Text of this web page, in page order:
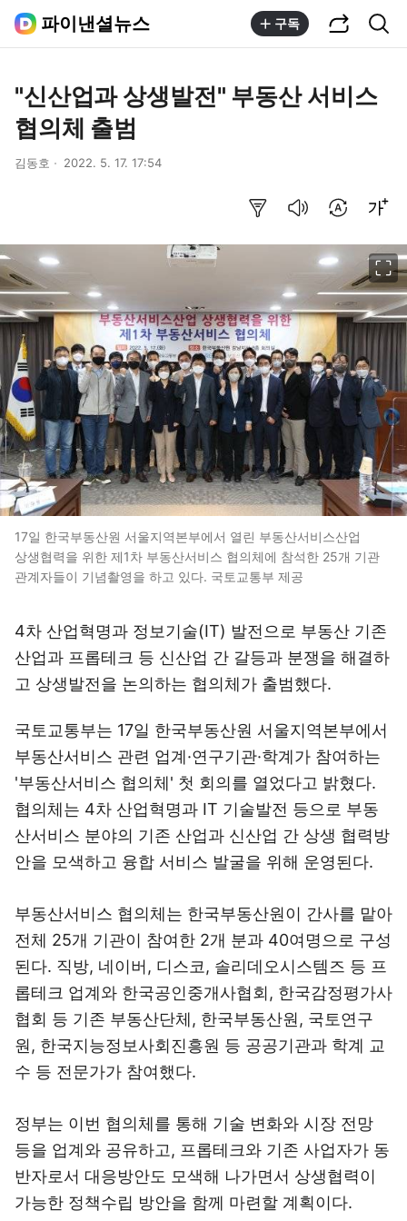
파이낸셜뉴스 구독
"신산업과 상생발전" 부동산 서비스
협의체 출범
김동호 2022. 5. 17. 17:54
17일 한국부동산원 서울지역본부에서 열린 부동산서비스산업
상생협력을 위한 제1차 부동산서비스 협의체에 참석한 25개 기관
관계자들이 기념촬영을 하고 있다. 국토교통부 제공
4차 산업혁명과 정보기술(IT) 발전으로 부동산 기존
산업과 프롭테크 등 신산업 간 갈등과 분쟁을 해결하
고 상생발전을 논의하는 협의체가 출범했다.
국토교통부는 17일 한국부동산원 서울지역본부에서
부동산서비스 관련 업계·연구기관·학계가 참여하는
'부동산서비스 협의체' 첫 회의를 열었다고 밝혔다.
협의체는 4차 산업혁명과 IT 기술발전 등으로 부동
산서비스 분야의 기존 산업과 신산업 간 상생 협력방
안을 모색하고 융합 서비스 발굴을 위해 운영된다.
부동산서비스 협의체는 한국부동산원이 간사를 맡아
전체 25개 기관이 참여한 2개 분과 40여명으로 구성
된다. 직방, 네이버, 디스코, 솔리데오시스템즈 등 프
롭테크 업계와 한국공인중개사협회, 한국감정평가사
협회 등 기존 부동산단체, 한국부동산원, 국토연구
원, 한국지능정보사회진흥원 등 공공기관과 학계 교
수 등 전문가가 참여했다.
정부는 이번 협의체를 통해 기술 변화와 시장 전망
등을 업계와 공유하고, 프롭테크와 기존 사업자가 동
반자로서 대응방안도 모색해 나가면서 상생협력이
가능한 정책수립 방안을 함께 마련할 계획이다.